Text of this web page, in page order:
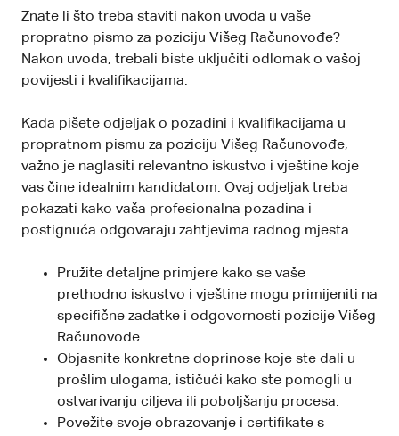
Znate li što treba staviti nakon uvoda u vaše
propratno pismo za poziciju Višeg Računovođe?
Nakon uvoda, trebali biste uključiti odlomak o vašoj
povijesti i kvalifikacijama.
Kada pišete odjeljak o pozadini i kvalifikacijama u
propratnom pismu za poziciju Višeg Računovođe,
važno je naglasiti relevantno iskustvo i vještine koje
vas čine idealnim kandidatom. Ovaj odjeljak treba
pokazati kako vaša profesionalna pozadina i
postignuća odgovaraju zahtjevima radnog mjesta.
Pružite detaljne primjere kako se vaše
prethodno iskustvo i vještine mogu primijeniti na
specifične zadatke i odgovornosti pozicije Višeg
Računovođe.
Objasnite konkretne doprinose koje ste dali u
prošlim ulogama, ističući kako ste pomogli u
ostvarivanju ciljeva ili poboljšanju procesa.
Povežite svoje obrazovanje i certifikate s